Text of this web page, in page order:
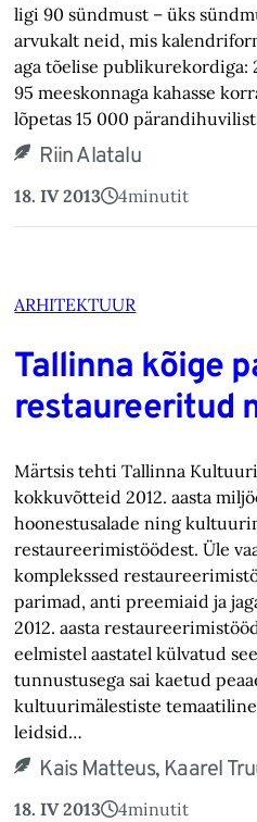
ligi 90 sündmust – üks
arvukalt neid, mis
aga tõelise publikurekordiga:
95 meeskonnaga kahasse
lõpetas 15 000
Riin Alatalu
18. IV 2013 4minutit
ARHITEKTUUR
Tallinna kõige
restaureeritud
Märtsis tehti Tallinna
kokkuvõtteid 2012. aasta
hoonestusalade ning
restaureerimistöödest. Üle
komplekssed
parimad, anti preemiaid ja
2012. aasta
eelmistel aastatel külvatud
tunnustusega sai kaetud
kultuurimälestiste
leidsid…
Kais Matteus, Kaarel
18. IV 2013 4minutit